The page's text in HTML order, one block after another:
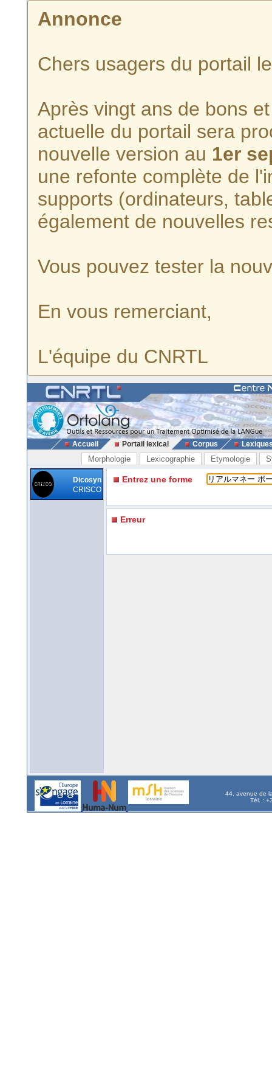
Annonce
Chers usagers du portail
Après vingt ans de bons
actuelle du portail sera
nouvelle version au 1er
une refonte complète de
supports (ordinateurs,
également de nouvelles
Vous pouvez tester la
En vous remerciant,
L'équipe du CNRTL
Accueil Portail lexical Corpus
Morphologie Lexicographie Etymologie
Dicosyn
CRISCO
Entrez une forme
Erreur
44, avenue de
Tél. :